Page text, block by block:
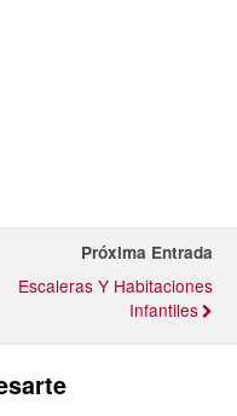
Próxima Entrada
Escaleras Y Habitaciones
Infantiles